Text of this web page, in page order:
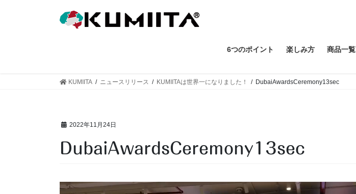
6つのポイント 楽しみ方 商品一覧
KUMIITA ニュースリリース KUMIITAは世界一になりました！ DubaiAwardsCeremony13sec
2022年11月24日
DubaiAwardsCeremony13sec
動